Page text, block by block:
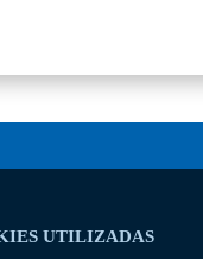
UTILIZADAS